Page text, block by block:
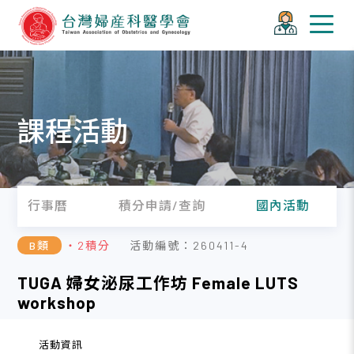
課程活動
行事曆 積分申請/查詢 國內活動
B類 ・2積分 活動編號：260411-4
TUGA 婦女泌尿工作坊 Female LUTS
workshop
活動資訊